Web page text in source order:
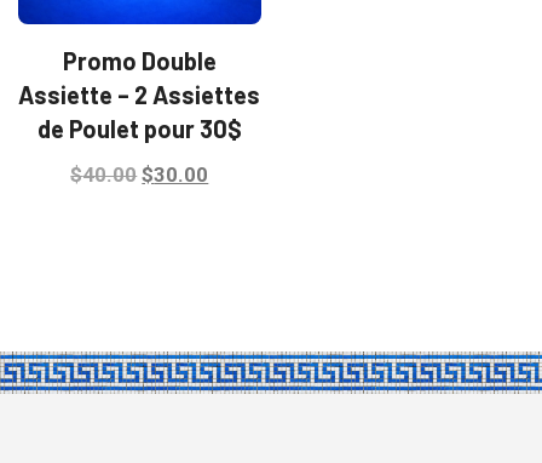
Promo Double
Assiette – 2 Assiettes
de Poulet pour 30$
$40.00Le
$30.00